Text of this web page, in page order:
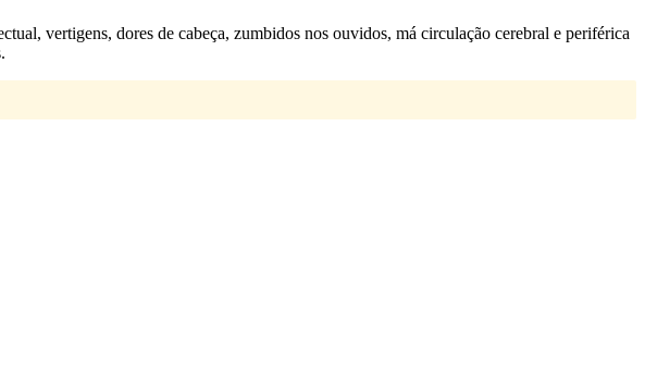
vertigens, dores de cabeça, zumbidos nos ouvidos, má circulação cerebral e periférica